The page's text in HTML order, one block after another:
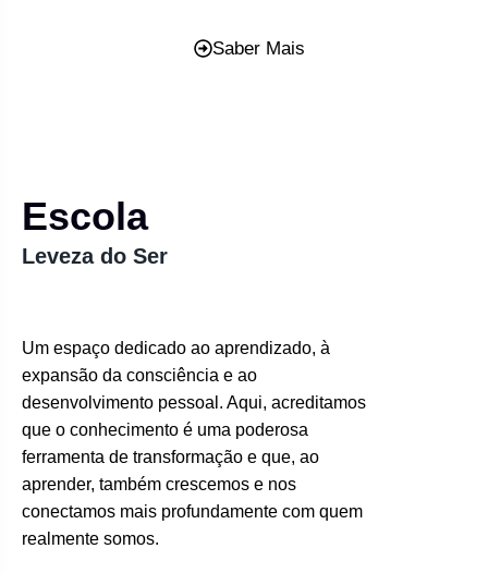
Saber Mais
Escola
Leveza do Ser
Um espaço dedicado ao aprendizado, à
expansão da consciência e ao
desenvolvimento pessoal. Aqui, acreditamos
que o conhecimento é uma poderosa
ferramenta de transformação e que, ao
aprender, também crescemos e nos
conectamos mais profundamente com quem
realmente somos.